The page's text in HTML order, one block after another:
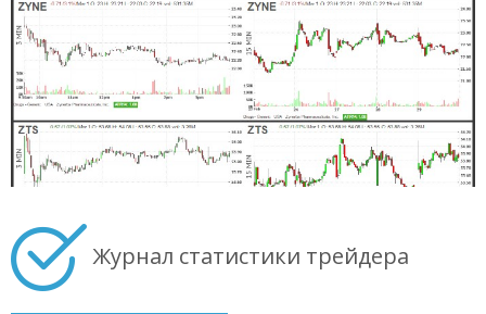
Журнал статистики трейдера